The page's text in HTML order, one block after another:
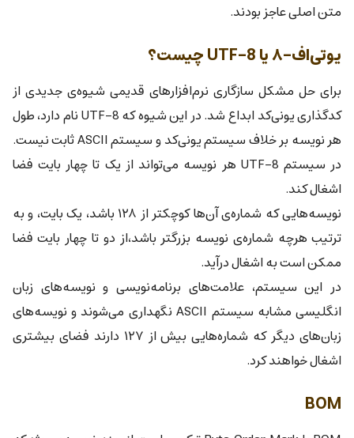
متن اصلی عاجز بودند.
یو‌تی‌اف-۸ یا UTF-8 چیست؟
برای حل مشکل سازگاری نرم‌افزارهای قدیمی شیوه‌ی جدیدی از
کدگذاری یونی‌کد ابداع شد. در این شیوه که UTF-8 نام دارد، طول
هر نویسه بر خلاف سیستم یونی‌کد و سیستم ASCII ثابت نیست.
در سیستم UTF-8 هر نویسه می‌تواند از یک تا چهار بایت فضا
اشغال کند.
نویسه‌هایی که شماره‌ی آن‌ها کوچکتر از ۱۲۸ باشد، یک بایت، و به
ترتیب هرچه شماره‌ی نویسه بزرگتر باشد،‌از دو تا چهار بایت فضا
ممکن است به اشغال درآید.
در این سیستم، علامت‌های برنامه‌نویسی و نویسه‌های زبان
انگلیسی مشابه سیستم ASCII نگهداری می‌شوند و نویسه‌های
زبان‌های دیگر که شماره‌هایی بیش از ۱۲۷ دارند فضای بیشتری
اشغال خواهند کرد.
BOM